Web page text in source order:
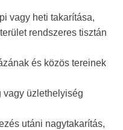
vagy heti takarítása,
rendszeres tisztán
és közös tereinek
vagy üzlethelyiség
utáni nagytakarítás,